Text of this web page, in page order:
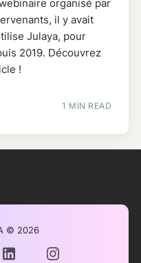
organisé par
il y avait
Julaya, pour
2019. Découvrez
!
1 MIN READ
© 2026